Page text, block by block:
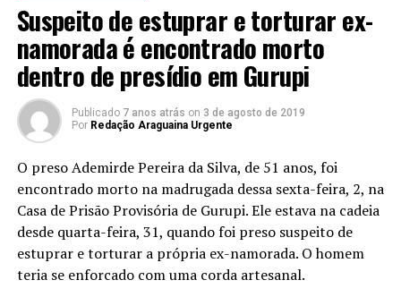
Suspeito de estuprar e torturar ex-
namorada é encontrado morto
dentro de presídio em Gurupi
Publicado 7 anos atrás on 3 de agosto de 2019
Por Redação Araguaina Urgente
O preso Ademirde Pereira da Silva, de 51 anos, foi
encontrado morto na madrugada dessa sexta-feira, 2, na
Casa de Prisão Provisória de Gurupi. Ele estava na cadeia
desde quarta-feira, 31, quando foi preso suspeito de
estuprar e torturar a própria ex-namorada. O homem
teria se enforcado com uma corda artesanal.